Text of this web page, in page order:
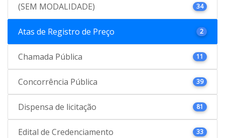
(SEM MODALIDADE) 34
Atas de Registro de Preço 2
Chamada Pública 11
Concorrência Pública 39
Dispensa de licitação 81
Edital de Credenciamento 33